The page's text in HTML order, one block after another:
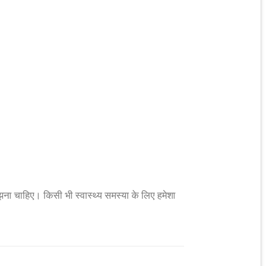
चाहिए। किसी भी स्वास्थ्य समस्या के लिए हमेशा